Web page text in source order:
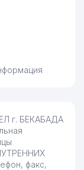
г. БЕКАБАДА
факс,